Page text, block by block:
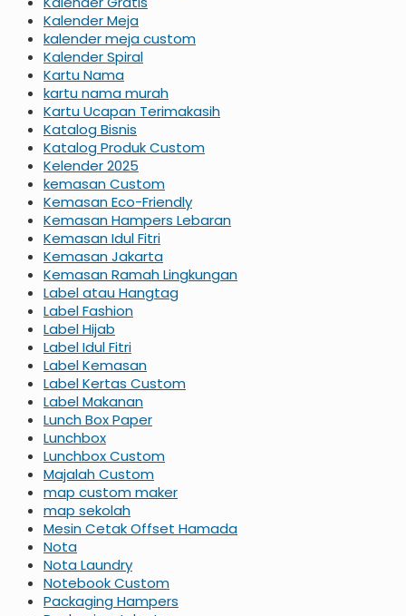
Kalender Meja
kalender meja custom
Kalender Spiral
Kartu Nama
kartu nama murah
Kartu Ucapan Terimakasih
Katalog Bisnis
Katalog Produk Custom
Kelender 2025
kemasan Custom
Kemasan Eco-Friendly
Kemasan Hampers Lebaran
Kemasan Idul Fitri
Kemasan Jakarta
Kemasan Ramah Lingkungan
Label atau Hangtag
Label Fashion
Label Hijab
Label Idul Fitri
Label Kemasan
Label Kertas Custom
Label Makanan
Lunch Box Paper
Lunchbox
Lunchbox Custom
Majalah Custom
map custom maker
map sekolah
Mesin Cetak Offset Hamada
Nota
Nota Laundry
Notebook Custom
Packaging Hampers